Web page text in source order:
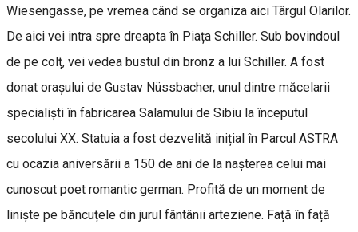
Wiesengasse, pe vremea când se organiza aici Târgul Olarilor.
De aici vei intra spre dreapta în Piața Schiller. Sub bovindoul
de pe colț, vei vedea bustul din bronz a lui Schiller. A fost
donat orașului de Gustav Nüssbacher, unul dintre măcelarii
specialiști în fabricarea Salamului de Sibiu la începutul
secolului XX. Statuia a fost dezvelită inițial în Parcul ASTRA
cu ocazia aniversării a 150 de ani de la nașterea celui mai
cunoscut poet romantic german. Profită de un moment de
liniște pe băncuțele din jurul fântânii arteziene. Față în față